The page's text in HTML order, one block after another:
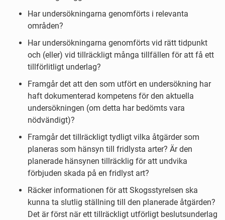
Har undersökningarna genomförts i relevanta
områden?
Har undersökningarna genomförts vid rätt tidpunkt
och (eller) vid tillräckligt många tillfällen för att få ett
tillförlitligt underlag?
Framgår det att den som utfört en undersökning har
haft dokumenterad kompetens för den aktuella
undersökningen (om detta har bedömts vara
nödvändigt)?
Framgår det tillräckligt tydligt vilka åtgärder som
planeras som hänsyn till fridlysta arter? Är den
planerade hänsynen tillräcklig för att undvika
förbjuden skada på en fridlyst art?
Räcker informationen för att Skogsstyrelsen ska
kunna ta slutlig ställning till den planerade åtgärden?
Det är först när ett tillräckligt utförligt beslutsunderlag